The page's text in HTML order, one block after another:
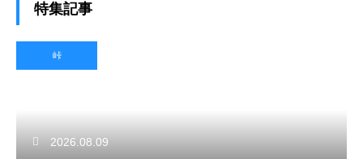
特集記事
峠
2026.08.09